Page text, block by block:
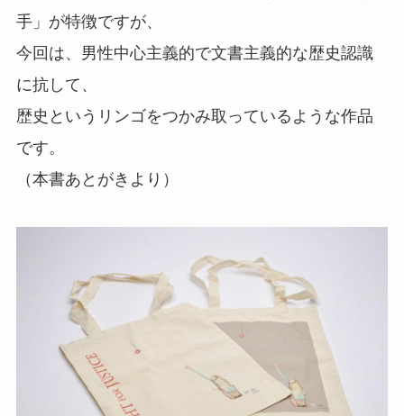
手」が特徴ですが、
今回は、男性中心主義的で文書主義的な歴史認識
に抗して、
歴史というリンゴをつかみ取っているような作品
です。
（本書あとがきより）